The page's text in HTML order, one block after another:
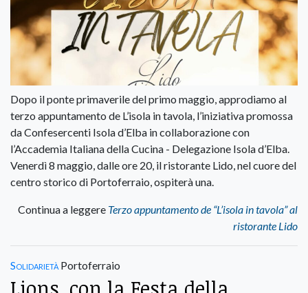
Dopo il ponte primaverile del primo maggio, approdiamo al
terzo appuntamento de L’isola in tavola, l’iniziativa promossa
da Confesercenti Isola d’Elba in collaborazione con
l’Accademia Italiana della Cucina - Delegazione Isola d’Elba.
Venerdì 8 maggio, dalle ore 20, il ristorante Lido, nel cuore del
centro storico di Portoferraio, ospiterà una.
Continua a leggere Terzo appuntamento de “L’isola in tavola” al
ristorante Lido
Solidarietà Portoferraio